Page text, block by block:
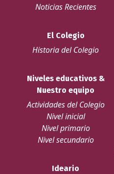
Noticias Recientes
El Colegio
Historia del Colegio
Niveles educativos &
Nuestro equipo
Actividades del Colegio
Nivel inicial
Nivel primario
Nivel secundario
Ideario